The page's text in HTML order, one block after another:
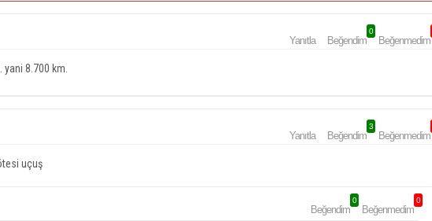
Yanıtla Beğendim
0
Beğenmedim
yani 8.700 km.
Yanıtla Beğendim
3
Beğenmedim
uçuş
Beğendim
0
Beğenmedim
0